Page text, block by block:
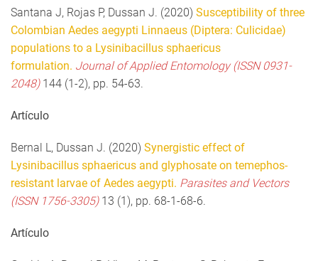
Santana J, Rojas P, Dussan J. (2020) Susceptibility of three
Colombian Aedes aegypti Linnaeus (Diptera: Culicidae)
populations to a Lysinibacillus sphaericus
formulation. Journal of Applied Entomology (ISSN 0931-
2048)144 (1-2), pp. 54-63.
Artículo
Bernal L, Dussan J. (2020) Synergistic effect of
Lysinibacillus sphaericus and glyphosate on temephos-
resistant larvae of Aedes aegypti. Parasites and Vectors
(ISSN 1756-3305)13 (1), pp. 68-1-68-6.
Artículo